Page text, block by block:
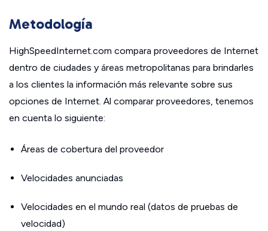
Metodología
HighSpeedInternet.com compara proveedores de Internet
dentro de ciudades y áreas metropolitanas para brindarles
a los clientes la información más relevante sobre sus
opciones de Internet. Al comparar proveedores, tenemos
en cuenta lo siguiente:
Áreas de cobertura del proveedor
Velocidades anunciadas
Velocidades en el mundo real (datos de pruebas de
velocidad)